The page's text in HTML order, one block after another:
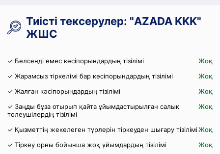
Тиісті тексерулер: "AZADA KKK"
ЖШС
✓ Белсенді емес кәсіпорындардың тізілімі
Жоқ
✓ Жарамсыз тіркелімі бар кәсіпорындардың тізілімі
Жоқ
✓ Жалған кәсіпорындардың тізілімі
Жоқ
✓ Заңды бұза отырып қайта ұйымдастырылған салық
төлеушілердің тізілімі
Жоқ
✓ Қызметтің жекелеген түрлерін тіркеуден шығару тізіліміЖоқ
✓ Тіркеу орны бойынша жоқ ұйымдардың тізілімі
Жоқ